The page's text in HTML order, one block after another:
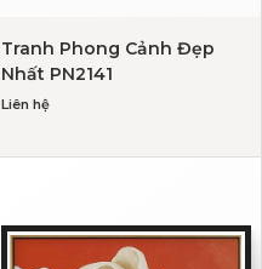
Tranh Phong Cảnh Đẹp
Nhất PN2141
Liên hệ